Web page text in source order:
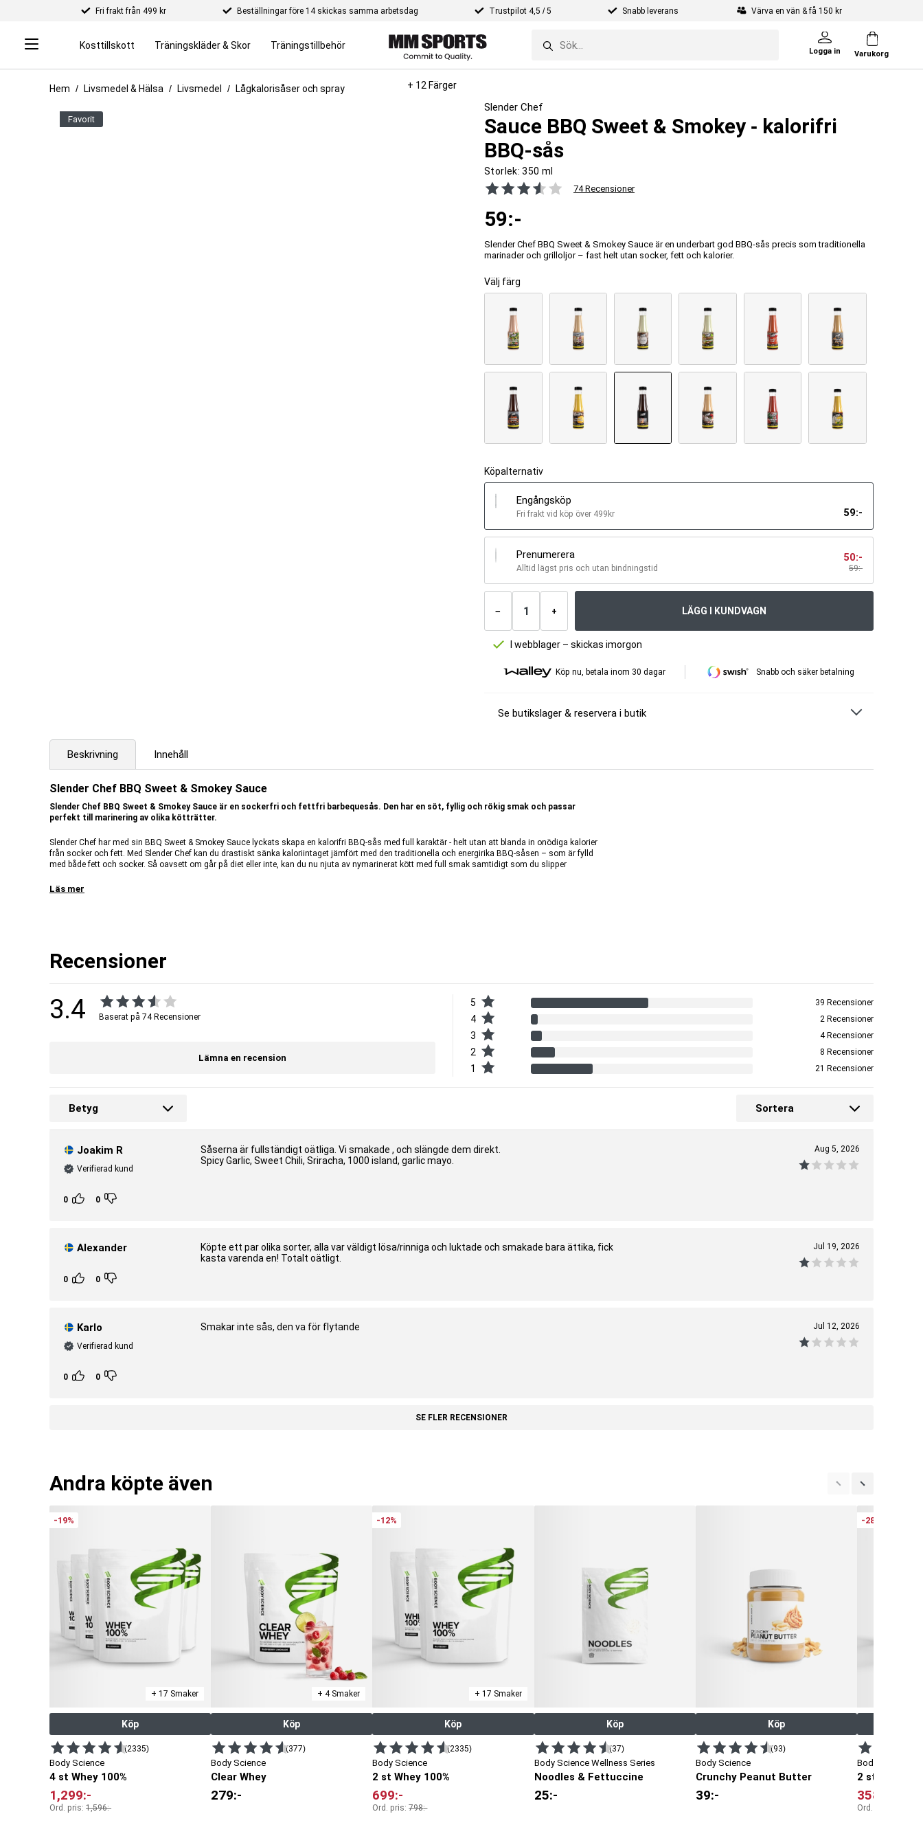
Fri frakt från 499 kr Beställningar före 14 skickas samma arbetsdag Trustpilot 4,5 / 5 Snabb leverans Värva en vän & få 150 kr
Kosttillskott Träningskläder & Skor Träningstillbehör
Logga in Varukorg
Hem Livsmedel & Hälsa Livsmedel Lågkalorisåser och spray + 12 Färger
favorit
Slender Chef
Sauce BBQ Sweet & Smokey ‐ kalorifri
BBQ-sås
Storlek: 350 ml
74 Recensioner
59:-
Slender Chef BBQ Sweet & Smokey Sauce är en underbart god BBQ-sås precis som traditionella
marinader och grilloljor – fast helt utan socker, fett och kalorier.
Välj färg
Köpalternativ
Engångsköp
Fri frakt vid köp över 499kr 59:-
Prenumerera
Alltid lägst pris och utan bindningstid 59:-
50:-
−
Antal
+ LÄGG I KUNDVAGN
I webblager – skickas imorgon
Köp nu, betala inom 30 dagar Snabb och säker betalning
Se butikslager & reservera i butik
Beskrivning Innehåll
Slender Chef BBQ Sweet & Smokey Sauce
Slender Chef BBQ Sweet & Smokey Sauce är en sockerfri och fettfri barbequesås. Den har en söt, fyllig och rökig smak och passar
perfekt till marinering av olika kötträtter.
Slender Chef har med sin BBQ Sweet & Smokey Sauce lyckats skapa en kalorifri BBQ-sås med full karaktär - helt utan att blanda in onödiga kalorier
från socker och fett. Med Slender Chef kan du drastiskt sänka kaloriintaget jämfört med den traditionella och energirika BBQ-såsen – som är fylld
med både fett och socker. Så oavsett om går på diet eller inte, kan du nu njuta av nymarinerat kött med full smak samtidigt som du slipper
Är tillverkad i EU.
Smak:
Sweet & Smokey.
Läs mer
Recensioner
3.4 Baserat på 74 Recensioner
Lämna en recension
5 39 Recensioner
4 2 Recensioner
3 4 Recensioner
2 8 Recensioner
1 21 Recensioner
Sortera
Betyg
Joakim R
Verifierad kund
0 0
Såserna är fullständigt oätliga. Vi smakade , och slängde dem direkt.
Spicy Garlic, Sweet Chili, Sriracha, 1000 island, garlic mayo.
Aug 5, 2026
Alexander
0 0
Köpte ett par olika sorter, alla var väldigt lösa/rinniga och luktade och smakade bara ättika, fick
kasta varenda en! Totalt oätligt.
Jul 19, 2026
Karlo
Verifierad kund
0 0
Smakar inte sås, den va för flytande Jul 12, 2026
SE FLER RECENSIONER
Andra köpte även
-19%
+ 17 Smaker
Köp
(2335)
Body Science
4 st Whey 100%
1,299:-
Ord. pris: 1,596:-
+ 4 Smaker
Köp
(377)
Body Science
Clear Whey
279:-
-12%
+ 17 Smaker
Köp
(2335)
Body Science
2 st Whey 100%
699:-
Ord. pris:798:-
Köp
(37)
Body Science Wellness Series
Noodles & Fettuccine
25:-
Köp
(93)
Body Science
Crunchy Peanut Butter
39:-
-28%
Body Science
2 st
358
Ord. pris: